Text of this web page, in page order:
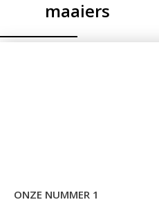
maaiers
ONZE NUMMER 1